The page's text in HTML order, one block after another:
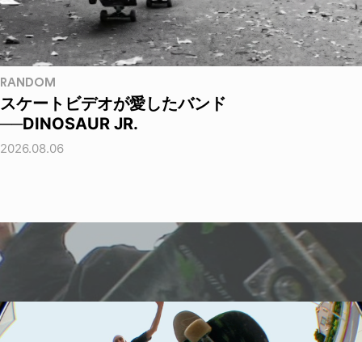
RANDOM
スケートビデオが愛したバンド
──DINOSAUR JR.
2026.08.06